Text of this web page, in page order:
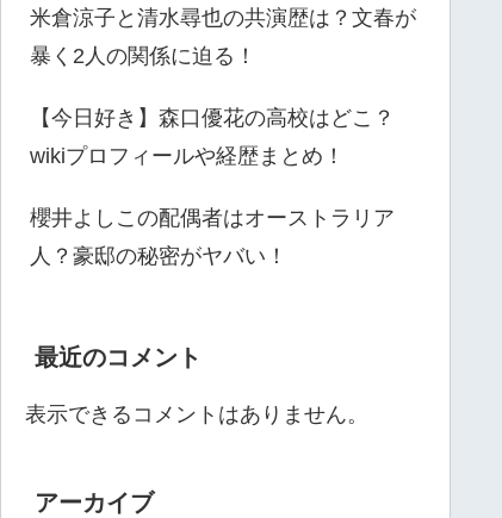
米倉涼子と清水尋也の共演歴は？文春が
暴く2人の関係に迫る！
【今日好き】森口優花の高校はどこ？
wikiプロフィールや経歴まとめ！
櫻井よしこの配偶者はオーストラリア
人？豪邸の秘密がヤバい！
最近のコメント
表示できるコメントはありません。
アーカイブ